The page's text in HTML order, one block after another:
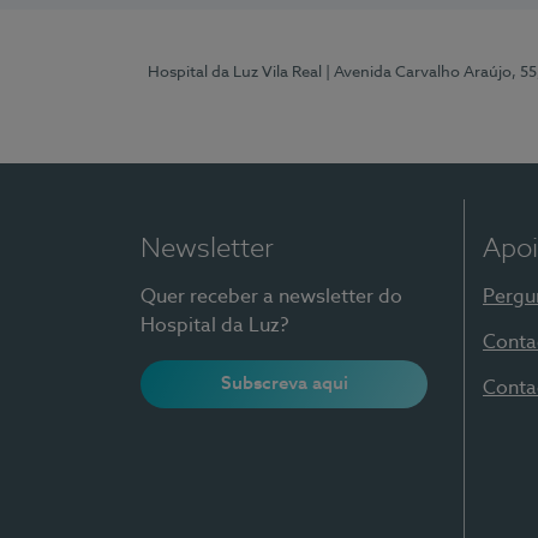
Hospital da Luz Vila Real | Avenida Carvalho Araújo,
Newsletter
Quer receber a newsletter do
Hospital da Luz?
Subscreva aqui